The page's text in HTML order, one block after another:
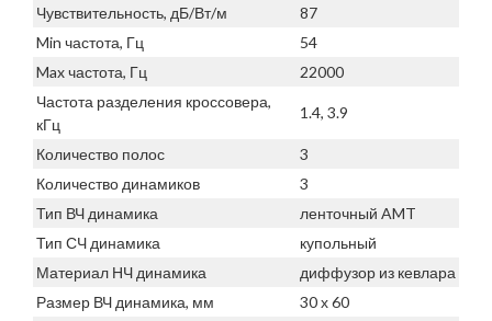
Чувствительность, дБ/Вт/м
87
Min частота, Гц
54
Max частота, Гц
22000
Частота разделения кроссовера,
кГц
1.4, 3.9
Количество полос
3
Количество динамиков
3
Тип ВЧ динамика
ленточный AMT
Тип СЧ динамика
купольный
Материал НЧ динамика
диффузор из кевлара
Размер ВЧ динамика, мм
30 х 60